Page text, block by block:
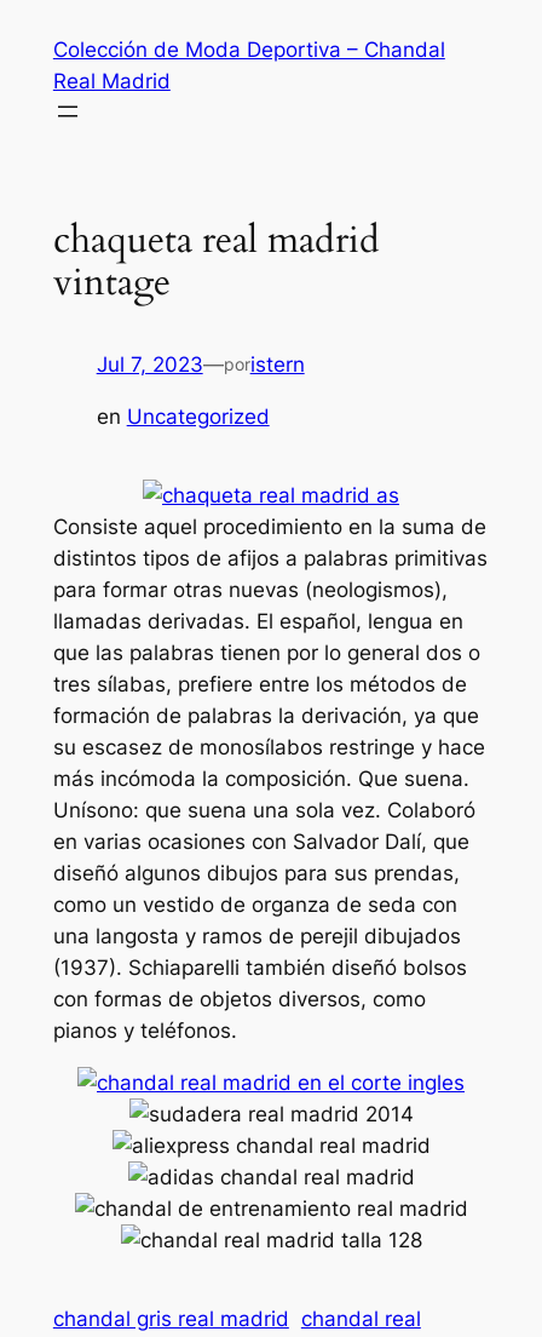
contenido
Colección de Moda Deportiva – Chandal
Real Madrid
chaqueta real madrid
vintage
Jul 7, 2023—poristern
en Uncategorized
Consiste aquel procedimiento en la suma de
distintos tipos de afijos a palabras primitivas
para formar otras nuevas (neologismos),
llamadas derivadas. El español, lengua en
que las palabras tienen por lo general dos o
tres sílabas, prefiere entre los métodos de
formación de palabras la derivación, ya que
su escasez de monosílabos restringe y hace
más incómoda la composición. Que suena.
Unísono: que suena una sola vez. Colaboró
en varias ocasiones con Salvador Dalí, que
diseñó algunos dibujos para sus prendas,
como un vestido de organza de seda con
una langosta y ramos de perejil dibujados
(1937). Schiaparelli también diseñó bolsos
con formas de objetos diversos, como
pianos y teléfonos.
chandal gris real madrid chandal real